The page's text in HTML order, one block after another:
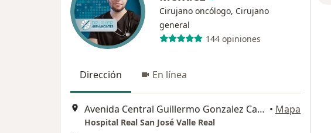
Cirujano oncólogo, Cirujano
general
144 opiniones
Dirección En línea
Avenida Central Guillermo Gonzalez Camarena 911, Guadalajara • Mapa
Hospital Real San José Valle Real